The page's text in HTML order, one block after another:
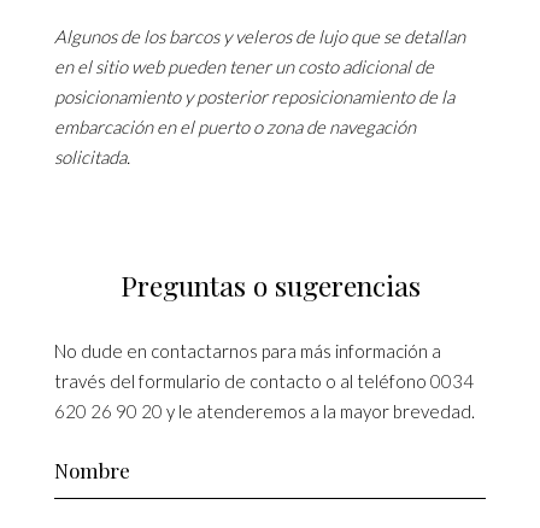
Algunos de los barcos y veleros de lujo que se detallan
en el sitio web pueden tener un costo adicional de
posicionamiento y posterior reposicionamiento de la
embarcación en el puerto o zona de navegación
solicitada.
Preguntas o sugerencias
No dude en contactarnos para más información a
través del formulario de contacto o al teléfono 0034
620 26 90 20 y le atenderemos a la mayor brevedad.